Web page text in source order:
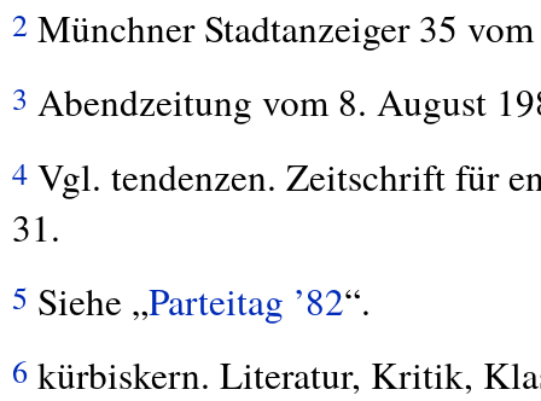
2 Münchner Stadtanzeiger 35
3 Abendzeitung vom 8. August
4 Vgl. tendenzen. Zeitschrift für
31.
5 Siehe „Parteitag ’82“.
6 kürbiskern. Literatur, Kritik,